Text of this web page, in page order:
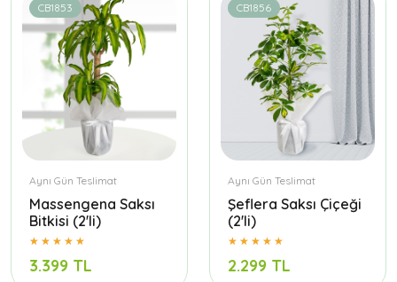
CB1853
Aynı Gün Teslimat
Massengena Saksı
Bitkisi (2'li)
3.399 TL
CB1856
Aynı Gün Teslimat
Şeflera Saksı Çiçeği
(2'li)
2.299 TL